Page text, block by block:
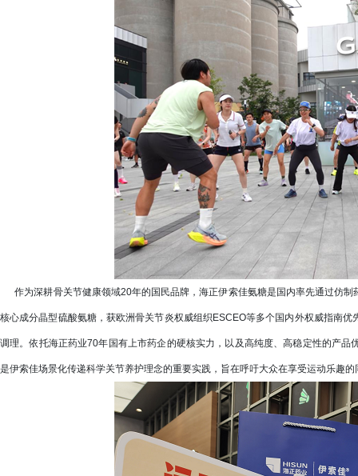
作为深耕骨关节健康领域20年的国民品牌，海正伊索佳氨糖是国内率先通过仿
核心成分晶型硫酸氨糖，获欧洲骨关节炎权威组织ESCEO等多个国内外权威指南
调理。依托海正药业70年国有上市药企的硬核实力，以及高纯度、高稳定性的产
是伊索佳场景化传递科学关节养护理念的重要实践，旨在呼吁大众在享受运动乐趣